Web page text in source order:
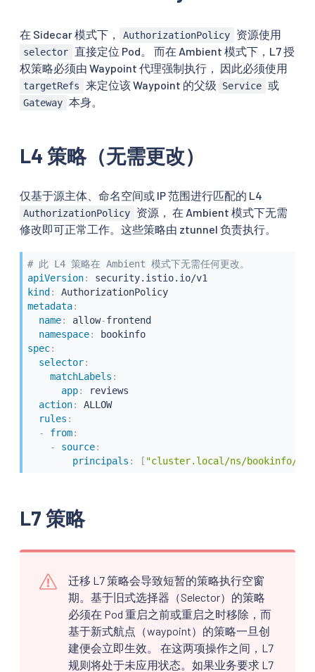
在 Sidecar 模式下， AuthorizationPolicy 资源使用
selector 直接定位 Pod。 而在 Ambient 模式下，L7 授
权策略必须由 Waypoint 代理强制执行， 因此必须使用
targetRefs 来定位该 Waypoint 的父级 Service 或
Gateway 本身。
L4 策略（无需更改）
仅基于源主体、命名空间或 IP 范围进行匹配的 L4
AuthorizationPolicy
资源， 在 Ambient 模式下无需
修改即可正常工作。这些策略由 ztunnel 负责执行。
# 此 L4 策略在 Ambient 模式下无需任何更改。
apiVersion:
kind :
AuthorizationPolicy
metadata:
name: allow-frontend
namespace:
bookinfo
spec:
selector:
matchLabels :
app:
reviews
action:
ALLOW
rules :
-
from:
-
source:
principals : [ "cluster.local/ns/bookinfo/sa/
L7 策略
迁移 L7 策略会导致短暂的策略执行空窗
期。基于旧式选择器（Selector）的策略
必须在 Pod 重启之前或重启之时移除，而
基于新式航点（waypoint）的策略一旦创
建便会立即生效。 在这两项操作之间，L7
规则将处于未应用状态。如果业务要求 L7